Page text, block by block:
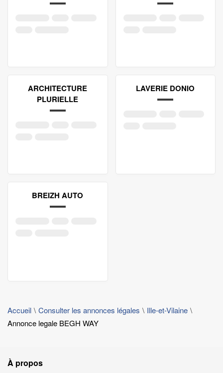
ARCHITECTURE
PLURIELLE
LAVERIE DONIO
BREIZH AUTO
Accueil Consulter les annonces légales
Ille-et-Vilaine
Annonce legale BEGH WAY
À propos